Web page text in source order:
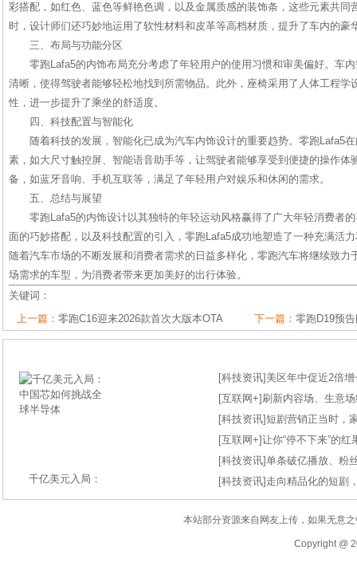
彩搭配，如红色、蓝色等鲜艳色调，以及金属质感的装饰条，这些元素共同
时，设计师们还巧妙地运用了软性材料和皮革等高档材质，提升了车内的豪
三、布局与功能分区
零跑Lafa5的内饰布局充分考虑了年轻用户的使用习惯和审美偏好。车
清晰，使得驾驶者能够轻松地找到所需物品。此外，座椅采用了人体工程学
性，进一步提升了乘坐的舒适度。
四、科技配置与智能化
随着科技的发展，智能化已成为汽车内饰设计的重要趋势。零跑Lafa5
素，如大尺寸触控屏、智能语音助手等，让驾驶者能够享受到便捷的操作体
备，如蓝牙音响、手机互联等，满足了年轻用户对娱乐和休闲的需求。
五、总结与展望
零跑Lafa5的内饰设计以其独特的年轻运动风格赢得了广大年轻消费者
面的巧妙搭配，以及科技配置的引入，零跑Lafa5成功地塑造了一种充满活
随着汽车市场的不断发展和消费者需求的日益多样化，零跑汽车将继续致力
场需求的车型，为消费者带来更加美好的出行体验。
关键词：
上一篇： 零跑C16迎来2026款首次大版本OTA 下一篇： 零跑D19预
千亿美元入局：
[科技资讯] 美区年中促近2倍
[互联网+] 刷新内容场、生意
[科技资讯]短剧营销正当时，
[互联网+]让你“停不下来”的
[科技资讯]单条破亿播放、粉
[科技资讯] 走向精品化的短剧
本站部分资源来自网友上传，如果无意
Copyright @